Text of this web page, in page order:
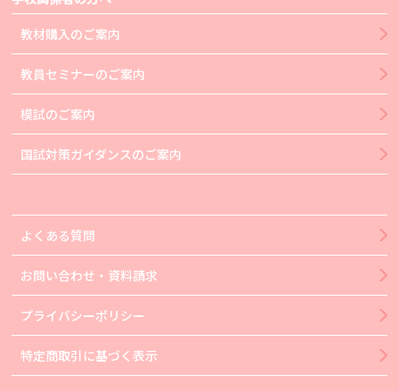
教材購入のご案内
教員セミナーのご案内
模試のご案内
国試対策ガイダンスのご案内
よくある質問
お問い合わせ・資料請求
プライバシーポリシー
特定商取引に基づく表示